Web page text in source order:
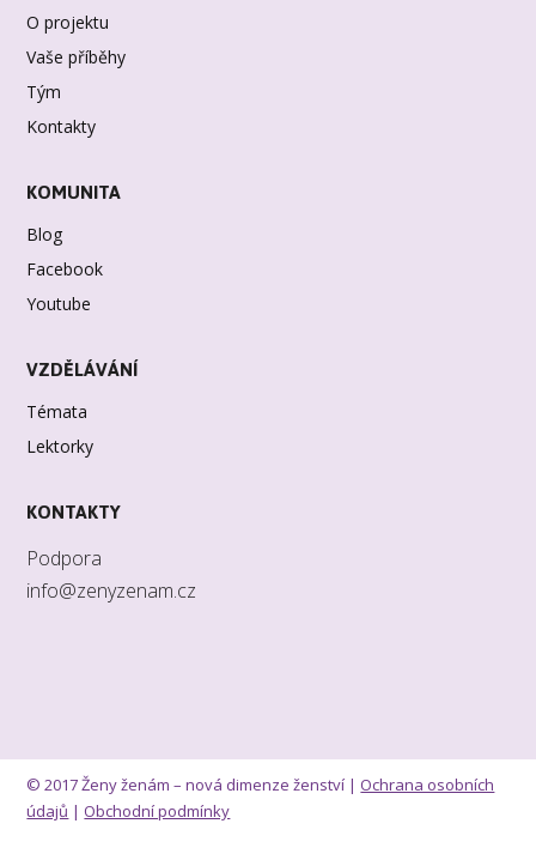
O projektu
Vaše příběhy
Tým
Kontakty
KOMUNITA
Blog
Facebook
Youtube
VZDĚLÁVÁNÍ
Témata
Lektorky
KONTAKTY
Podpora
info@zenyzenam.cz
© 2017 Ženy ženám – nová dimenze ženství | Ochrana osobních
údajů | Obchodní podmínky